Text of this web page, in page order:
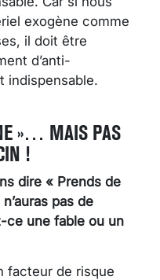
exogène comme
il doit être
d’anti-
indispensable.
»… MAIS PAS
!
dire « Prends de
pas de
ce une fable ou un
facteur de risque